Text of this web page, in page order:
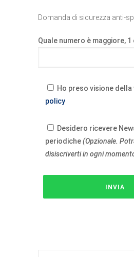
Domanda di sicurezza anti-
Quale numero è maggiore, 1
Ho preso visione
policy
Desidero ricevere
periodiche(Opzionale.
disiscriverti in ogni